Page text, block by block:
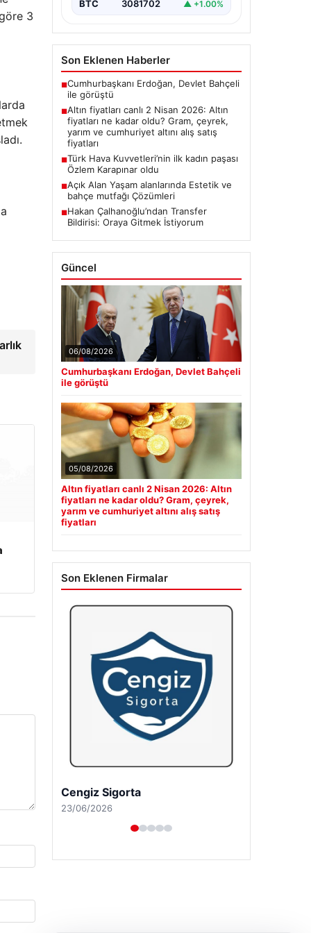
3
BTC 3081702 ▲ +1.00%
Son Eklenen Haberler
■Cumhurbaşkanı Erdoğan, Devlet Bahçeli
ile görüştü
■Altın fiyatları canlı 2 Nisan 2026: Altın
fiyatları ne kadar oldu? Gram, çeyrek,
yarım ve cumhuriyet altını alış satış
fiyatları
■Türk Hava Kuvvetleri’nin ilk kadın paşası
Özlem Karapınar oldu
■Açık Alan Yaşam alanlarında Estetik ve
bahçe mutfağı Çözümleri
■Hakan Çalhanoğlu’ndan Transfer
Bildirisi: Oraya Gitmek İstiyorum
Güncel
06/08/2026
Cumhurbaşkanı Erdoğan, Devlet Bahçeli
ile görüştü
05/08/2026
Altın fiyatları canlı 2 Nisan 2026: Altın
fiyatları ne kadar oldu? Gram, çeyrek,
yarım ve cumhuriyet altını alış satış
fiyatları
Son Eklenen Firmalar
Hastaş Beton
26/05/2026